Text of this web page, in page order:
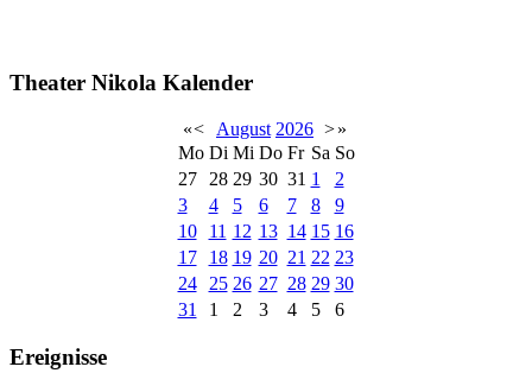
Theater Nikola Kalender
«< August 2026 >»
Mo Di Mi Do Fr Sa So
27
28 29 30 31 1
2
3
4 5 6 7 8
9
10
11 12 13 14 15 16
17
18 19 20 21 22 23
24
25 26 27 28 29 30
31
1 2 3 4 5 6
Ereignisse